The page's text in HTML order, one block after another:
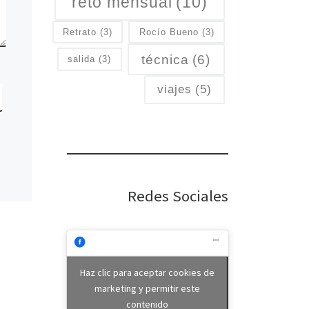
Retrato (3) Rocío Bueno (3)
salida (3) técnica (6)
viajes (5)
Redes Sociales
Haz clic para aceptar cookies de
marketing y permitir este
contenido